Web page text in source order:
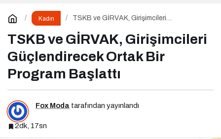
Kadın
TSKB ve GİRVAK, Girişimcileri
TSKB ve GİRVAK, Girişimcileri
Güçlendirecek Ortak Bir
Program Başlattı
Fox Moda tarafından yayınlandı
2dk, 17sn